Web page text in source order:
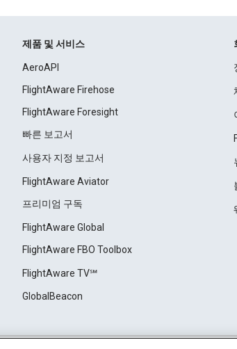
제품 및 서비스
AeroAPI
FlightAware Firehose
FlightAware Foresight
빠른 보고서
사용자 지정 보고서
FlightAware Aviator
프리미엄 구독
FlightAware Global
FlightAware FBO Toolbox
FlightAware TV℠
GlobalBeacon